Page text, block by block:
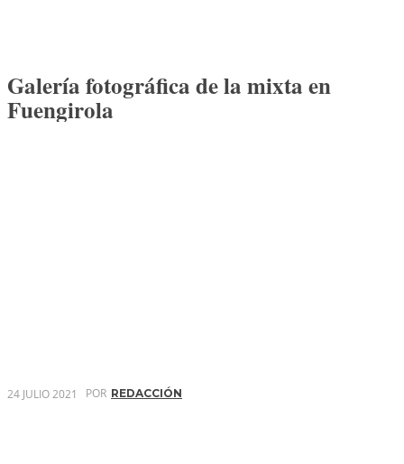
Galería fotográfica de la mixta en
Fuengirola
24 JULIO 2021 POR REDACCIÓN